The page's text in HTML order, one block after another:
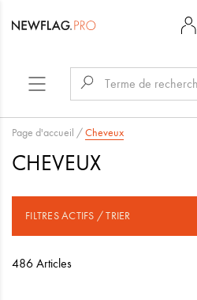
Page d'accueil /Cheveux
CHEVEUX
FILTRES ACTIFS / TRIER
486 Articles